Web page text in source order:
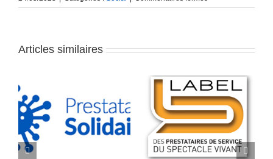
FONPEPS
nouvelle
disponible
Articles similaires